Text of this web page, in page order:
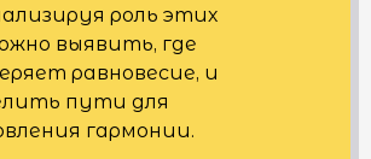
роль этих
выявить, где
равновесие, и
пути для
гармонии.